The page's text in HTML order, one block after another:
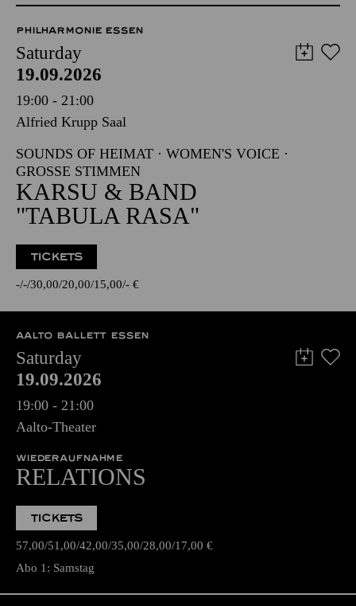
PHILHARMONIE ESSEN
Saturday
19.09.2026
19:00 - 21:00
Alfried Krupp Saal
SOUNDS OF HEIMAT · WOMEN'S VOICE ·
GROSSE STIMMEN
KARSU & BAND
"TABULA RASA"
TICKETS
- - 30,00 20,00 15,00 - €
AALTO BALLETT ESSEN
Saturday
19.09.2026
19:00 - 21:00
Aalto-Theater
WIEDERAUFNAHME
RELATIONS
TICKETS
57,00 51,00 42,00 35,00 28,00 17,00 €
Abo 1: Samstag